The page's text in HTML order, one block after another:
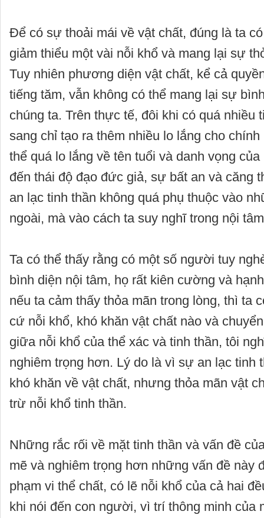
Để có sự thoải mái về vật chất, đúng là ta
giảm thiểu một vài nỗi khổ và mang lại sự
Tuy nhiên phương diện vật chất, kể cả
tiếng tăm, vẫn không có thể mang lại sự
chúng ta. Trên thực tế, đôi khi có quá nhiều
sang chỉ tạo ra thêm nhiều lo lắng cho
thể quá lo lắng về tên tuổi và danh vọng
đến thái độ đạo đức giả, sự bất an và căng
an lạc tinh thần không quá phụ thuộc vào
ngoài, mà vào cách ta suy nghĩ trong nội
Ta có thể thấy rằng có một số người tuy
bình diện nội tâm, họ rất kiên cường và
nếu ta cảm thấy thỏa mãn trong lòng, thì ta
cứ nỗi khổ, khó khăn vật chất nào và
giữa nỗi khổ của thể xác và tinh thần, tôi
nghiêm trọng hơn. Lý do là vì sự an lạc tinh
khó khăn về vật chất, nhưng thỏa mãn vật
trừ nỗi khổ tinh thần.
Những rắc rối về mặt tinh thần và vấn đề
mẽ và nghiêm trọng hơn những vấn đề này
phạm vi thể chất, có lẽ nỗi khổ của cả hai
khi nói đến con người, vì trí thông minh của